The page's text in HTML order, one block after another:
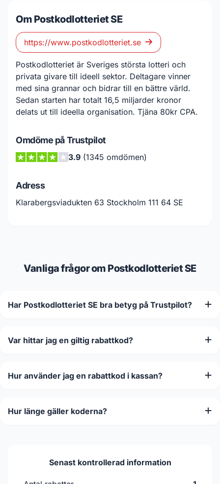
Om Postkodlotteriet SE
https://www.postkodlotteriet.se
Postkodlotteriet är Sveriges största lotteri och
privata givare till ideell sektor. Deltagare vinner
med sina grannar och bidrar till en bättre värld.
Sedan starten har totalt 16,5 miljarder kronor
delats ut till ideella organisation. Tjäna 80kr CPA.
Omdöme på Trustpilot
3.9 (1345 omdömen)
Adress
Klarabergsviadukten 63 Stockholm 111 64 SE
Vanliga frågor om Postkodlotteriet SE
Har Postkodlotteriet SE bra betyg på Trustpilot?
Var hittar jag en giltig rabattkod?
Hur använder jag en rabattkod i kassan?
Hur länge gäller koderna?
Senast kontrollerad information